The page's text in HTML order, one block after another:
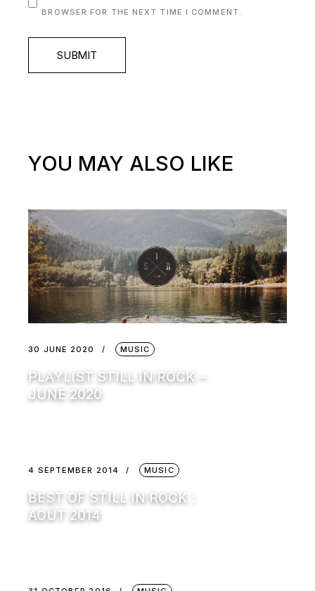
BROWSER FOR THE NEXT TIME I COMMENT.
SUBMIT
YOU MAY ALSO LIKE
30 JUNE 2020 MUSIC
PLAYLIST STILL IN ROCK –
JUNE 2020
4 SEPTEMBER 2014 MUSIC
BEST OF STILL IN ROCK :
AOÛT 2014